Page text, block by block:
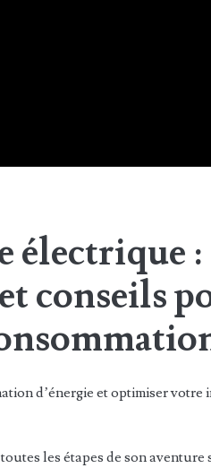
électrique :
conseils
d’énergie et optimiser votre
les étapes de son aventure